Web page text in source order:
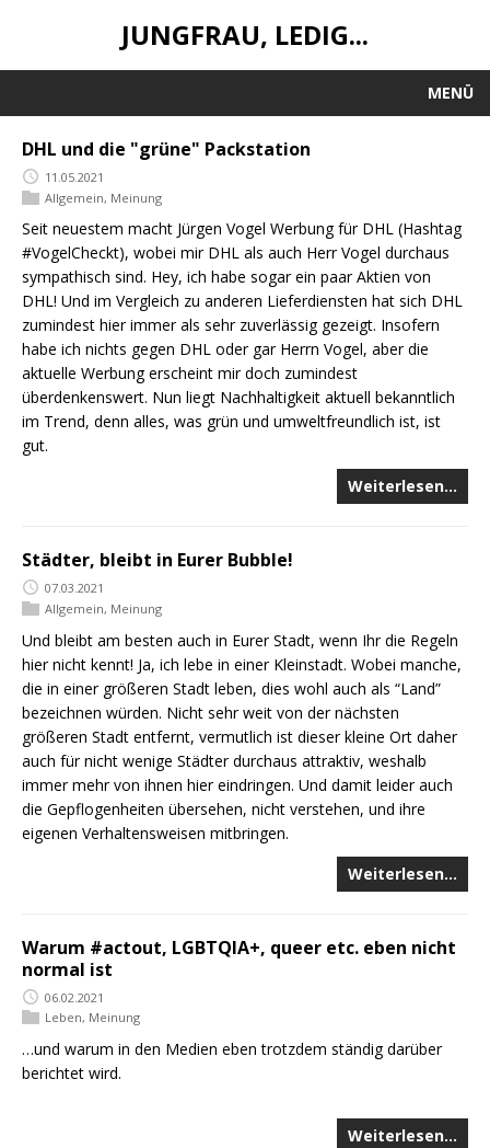
JUNGFRAU, LEDIG...
MENÜ
DHL und die "grüne" Packstation
11.05.2021
Allgemein, Meinung
Seit neuestem macht Jürgen Vogel Werbung für DHL (Hashtag
#VogelCheckt), wobei mir DHL als auch Herr Vogel durchaus
sympathisch sind. Hey, ich habe sogar ein paar Aktien von
DHL! Und im Vergleich zu anderen Lieferdiensten hat sich DHL
zumindest hier immer als sehr zuverlässig gezeigt. Insofern
habe ich nichts gegen DHL oder gar Herrn Vogel, aber die
aktuelle Werbung erscheint mir doch zumindest
überdenkenswert. Nun liegt Nachhaltigkeit aktuell bekanntlich
im Trend, denn alles, was grün und umweltfreundlich ist, ist
gut.
Weiterlesen…
Städter, bleibt in Eurer Bubble!
07.03.2021
Allgemein, Meinung
Und bleibt am besten auch in Eurer Stadt, wenn Ihr die Regeln
hier nicht kennt! Ja, ich lebe in einer Kleinstadt. Wobei manche,
die in einer größeren Stadt leben, dies wohl auch als “Land”
bezeichnen würden. Nicht sehr weit von der nächsten
größeren Stadt entfernt, vermutlich ist dieser kleine Ort daher
auch für nicht wenige Städter durchaus attraktiv, weshalb
immer mehr von ihnen hier eindringen. Und damit leider auch
die Gepflogenheiten übersehen, nicht verstehen, und ihre
eigenen Verhaltensweisen mitbringen.
Weiterlesen…
Warum #actout, LGBTQIA+, queer etc. eben nicht
normal ist
06.02.2021
Leben, Meinung
…und warum in den Medien eben trotzdem ständig darüber
berichtet wird.
Weiterlesen…